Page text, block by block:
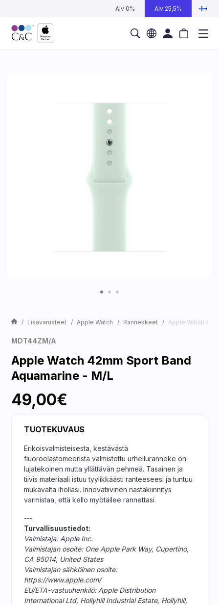
Alv 0% Alv 25,5%
Lisävarusteet Apple Watch Rannekkeet Apple Watch
MDT44ZM/A
Apple Watch 42mm Sport Band
Aquamarine - M/L
49,00€
TUOTEKUVAUS
Erikoisvalmisteisesta, kestävästä
fluoroelastomeerista valmistettu urheiluranneke on
lujatekoinen mutta yllättävän pehmeä. Tasainen ja
tiivis materiaali istuu tyylikkäästi ranteeseesi ja tuntuu
mukavalta ihollasi. Innovatiivinen nastakiinnitys
varmistaa, että kello myötäilee rannettasi.
---
Turvallisuustiedot:
Valmistaja: Apple Inc.
Valmistajan osoite: One Apple Park Way, Cupertino,
CA 95014, United States
Valmistajan sähköinen osoite:
https://www.apple.com/
EU/ETA-vastuuhenkilö: Apple Distribution
International Ltd, Hollyhill Industrial Estate, Hollyhill,